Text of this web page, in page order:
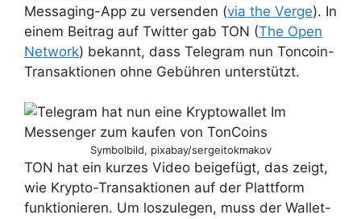
Messaging-App zu versenden (via the Verge). In
einem Beitrag auf Twitter gab TON (The Open
Network) bekannt, dass Telegram nun Toncoin-
Transaktionen ohne Gebühren unterstützt.
Symbolbild, pixabay/sergeitokmakov
TON hat ein kurzes Video beigefügt, das zeigt,
wie Krypto-Transaktionen auf der Plattform
funktionieren. Um loszulegen, muss der Wallet-